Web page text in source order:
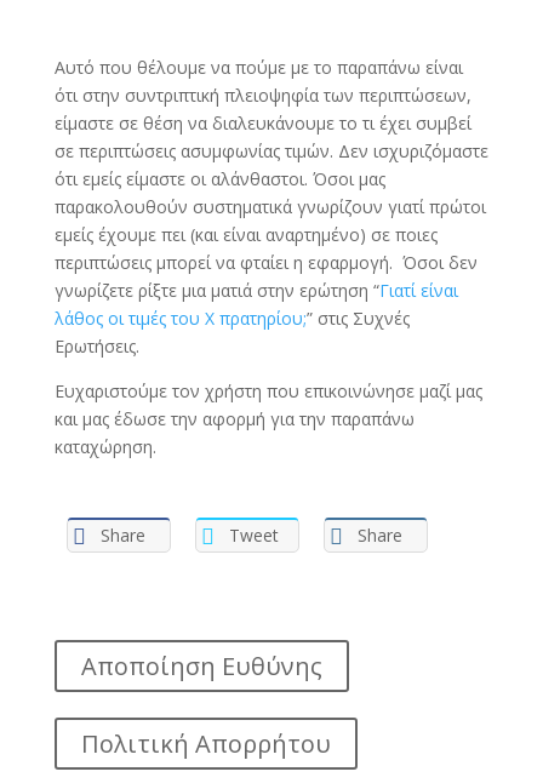
Αυτό που θέλουμε να πούμε με το παραπάνω είναι
ότι στην συντριπτική πλειοψηφία των περιπτώσεων,
είμαστε σε θέση να διαλευκάνουμε το τι έχει συμβεί
σε περιπτώσεις ασυμφωνίας τιμών. Δεν ισχυριζόμαστε
ότι εμείς είμαστε οι αλάνθαστοι. Όσοι μας
παρακολουθούν συστηματικά γνωρίζουν γιατί πρώτοι
εμείς έχουμε πει (και είναι αναρτημένο) σε ποιες
περιπτώσεις μπορεί να φταίει η εφαρμογή. Όσοι δεν
γνωρίζετε ρίξτε μια ματιά στην ερώτηση “Γιατί είναι
λάθος οι τιμές του Χ πρατηρίου;” στις Συχνές
Ερωτήσεις.
Ευχαριστούμε τον χρήστη που επικοινώνησε μαζί μας
και μας έδωσε την αφορμή για την παραπάνω
καταχώρηση.
Share Tweet Share
Αποποίηση Ευθύνης
Πολιτική Απορρήτου